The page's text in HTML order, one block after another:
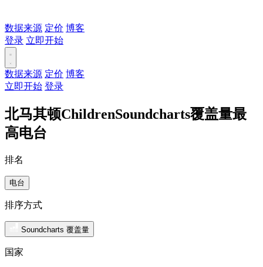
数据来源 定价 博客
登录 立即开始
数据来源 定价 博客
立即开始 登录
北马其顿ChildrenSoundcharts覆盖量最
高电台
排名
电台
排序方式
Soundcharts 覆盖量
国家